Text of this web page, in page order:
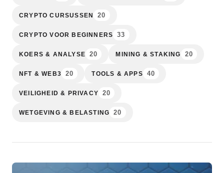
CRYPTO CURSUSSEN 20
CRYPTO VOOR BEGINNERS 33
KOERS & ANALYSE 20 MINING & STAKING 20
NFT & WEB3 20 TOOLS & APPS 40
VEILIGHEID & PRIVACY 20
WETGEVING & BELASTING 20